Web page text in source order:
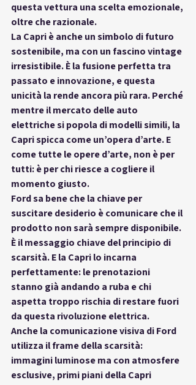
questa vettura una scelta emozionale,
oltre che razionale.
La Capri è anche un simbolo di futuro
sostenibile, ma con un fascino vintage
irresistibile. È la fusione perfetta tra
passato e innovazione, e questa
unicità la rende ancora più rara. Perché
mentre il mercato delle auto
elettriche si popola di modelli simili, la
Capri spicca come un’opera d’arte. E
come tutte le opere d’arte, non è per
tutti: è per chi riesce a cogliere il
momento giusto.
Ford sa bene che la chiave per
suscitare desiderio è comunicare che il
prodotto non sarà sempre disponibile.
È il messaggio chiave del principio di
scarsità. E la Capri lo incarna
perfettamente: le prenotazioni
stanno già andando a ruba e chi
aspetta troppo rischia di restare fuori
da questa rivoluzione elettrica.
Anche la comunicazione visiva di Ford
utilizza il frame della scarsità:
immagini luminose ma con atmosfere
esclusive, primi piani della Capri